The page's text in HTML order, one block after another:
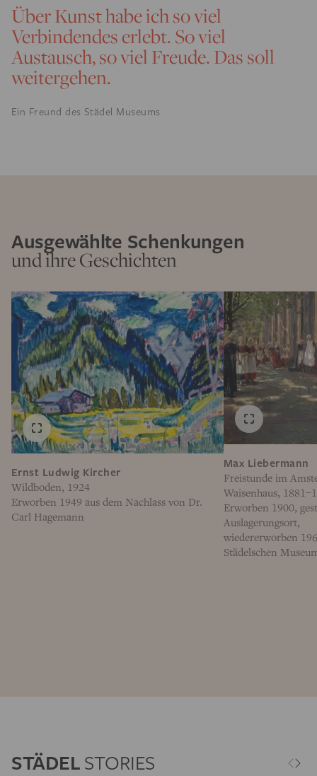
Über Kunst habe ich so viel
Verbindendes erlebt. So viel
Austausch, so viel Freude. Das soll
weitergehen.
Ein Freund des Städel Museums
Ausgewählte Schenkungen
und ihre Geschichten
Ernst Ludwig Kircher
Wildboden, 1924
Erworben 1949 aus dem Nachlass von Dr.
Carl Hagemann
Max Liebermann
Freistunde im
Waisenhaus,
Erworben 1900,
Auslagerungsort,
wiedererworben
Städelschen
STÄDELSTORIES